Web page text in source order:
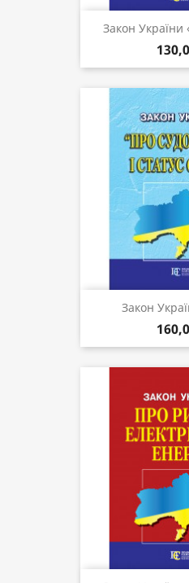
Закон України
Закон